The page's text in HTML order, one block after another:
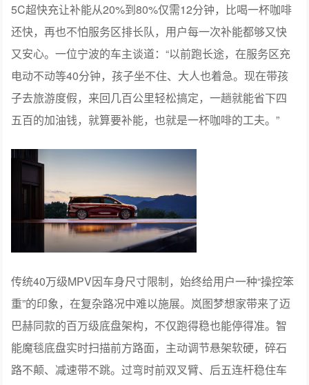
5C超快充让补能从20%到80%仅需12分钟，比喝一杯咖啡
还快，再也不怕服务区排长队，用户每一次补能都够又快
又安心。一位宁波的车主谈道：“以前跑长途，在服务区充
电动不动等40分钟，孩子坐不住、大人也着急。现在带孩
子去旅游度假，来回几百公里轻松搞定，一趟就能省下四
五百的加油钱，就算要补能，也就是一杯咖啡的工夫。”
传统40万级MPV因车身尺寸限制，始终给用户一种“操控笨
重”的印象，在复杂路况中难以施展。岚图梦想家带来了迈
巴赫同款的百万级底盘架构，不仅跑得稳也能停得准。智
能魔毯底盘实时扫描前方路面，主动调节悬架软硬，碎石
身，商务接待时老板杯里的咖啡不洒，自家孩子在后排拼
乐高不塌楼。老城区窄巷掉头，以往开MPV至少要揉两
把，后车喇叭催得人心慌。岚图梦想家全球首搭智能后轮
转向，5.3米的车身一把就能过，彻底颠覆了MPV大车难开
不灵活的行业偏见。